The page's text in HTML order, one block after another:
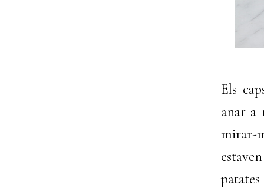
Els
anar a
mirar-